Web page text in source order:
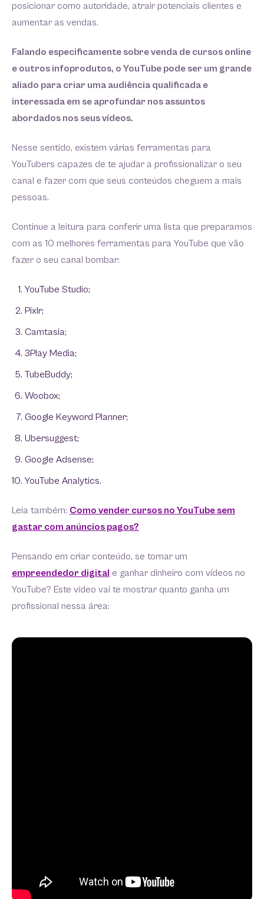
posicionar como autoridade, atrair potenciais clientes e
aumentar as vendas.
Falando especificamente sobre venda de cursos online
e outros infoprodutos, o YouTube pode ser um grande
aliado para criar uma audiência qualificada e
interessada em se aprofundar nos assuntos
abordados nos seus vídeos.
Nesse sentido, existem várias ferramentas para
YouTubers capazes de te ajudar a profissionalizar o seu
canal e fazer com que seus conteúdos cheguem a mais
pessoas.
Continue a leitura para conferir uma lista que preparamos
com as 10 melhores ferramentas para YouTube que vão
fazer o seu canal bombar:
YouTube Studio;
Pixlr;
Camtasia;
3Play Media;
TubeBuddy;
Woobox;
Google Keyword Planner;
Ubersuggest;
Google Adsense;
YouTube Analytics.
Leia também: Como vender cursos no YouTube sem
gastar com anúncios pagos?
Pensando em criar conteúdo, se tornar um
empreendedor digital e ganhar dinheiro com vídeos no
YouTube? Este vídeo vai te mostrar quanto ganha um
profissional nessa área: